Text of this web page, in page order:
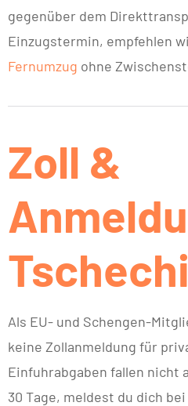
gegenüber dem
Einzugstermin, empfehlen
Fernumzug ohne
Zoll &
Als EU- und Schengen-
keine Zollanmeldung für
Einfuhrabgaben fallen nicht
30 Tage, meldest du dich